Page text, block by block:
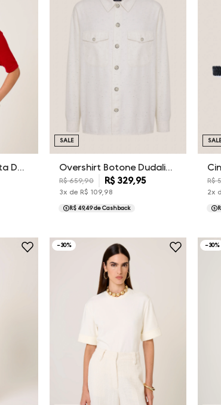
Cardigan Tricot Talita Dudalina Feminina Overshirt Botone Dudalina Masculina
R$ 659,90 R$ 329,95
3x de R$ 109,98
SALE
R$ 49,49de Cashback
R$
2x
-30% -30%